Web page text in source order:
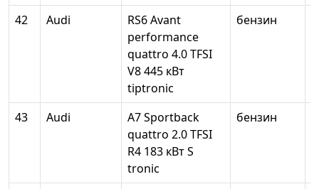
42 Audi
RS6 Avant
performance
quattro 4.0 TFSI
V8 445 кВт
tiptronic
бензин
43 Audi
A7 Sportback
quattro 2.0 TFSI
R4 183 кВт S
tronic
бензин